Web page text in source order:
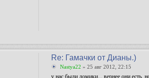
Re: Гамачки от Дианы.)
Nastya22 » 25 авг 2012, 22:15